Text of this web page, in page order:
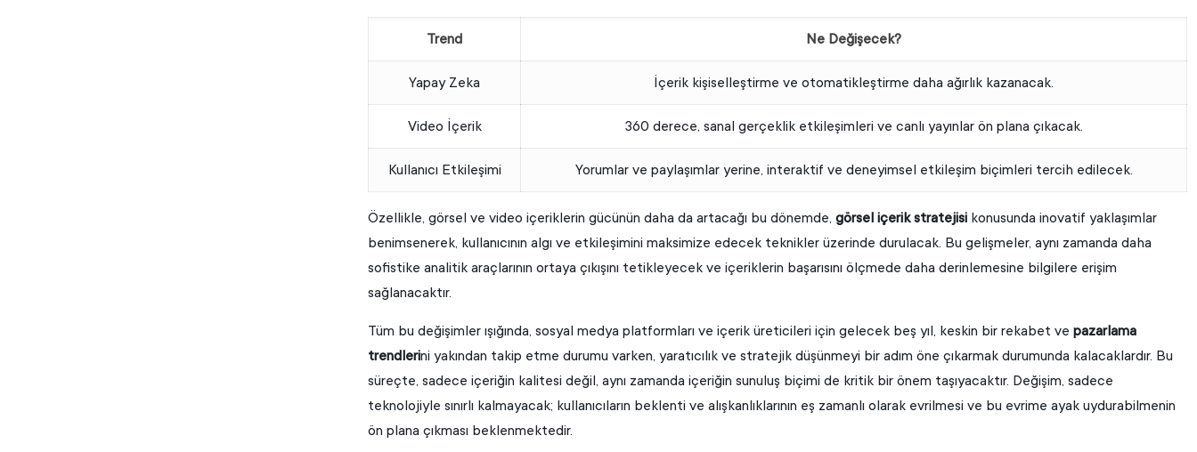
Trend Ne Değişecek?
Yapay Zeka İçerik kişiselleştirme ve otomatikleştirme daha ağırlık kazanacak.
Video İçerik 360 derece, sanal gerçeklik etkileşimleri ve canlı yayınlar ön plana çıkacak.
Kullanıcı Etkileşimi Yorumlar ve paylaşımlar yerine, interaktif ve deneyimsel etkileşim biçimleri tercih edilecek.
Özellikle, görsel ve video içeriklerin gücünün daha da artacağı bu dönemde,görsel içerik stratejisi konusunda inovatif yaklaşımlar
benimsenerek, kullanıcının algı ve etkileşimini maksimize edecek teknikler üzerinde durulacak. Bu gelişmeler, aynı zamanda daha
sofistike analitik araçlarının ortaya çıkışını tetikleyecek ve içeriklerin başarısını ölçmede daha derinlemesine bilgilere erişim
sağlanacaktır.
Tüm bu değişimler ışığında, sosyal medya platformları ve içerik üreticileri için gelecek beş yıl, keskin bir rekabet vepazarlama
trendlerini yakından takip etme durumu varken, yaratıcılık ve stratejik düşünmeyi bir adım öne çıkarmak durumunda kalacaklardır. Bu
süreçte, sadece içeriğin kalitesi değil, aynı zamanda içeriğin sunuluş biçimi de kritik bir önem taşıyacaktır. Değişim, sadece
teknolojiyle sınırlı kalmayacak; kullanıcıların beklenti ve alışkanlıklarının eş zamanlı olarak evrilmesi ve bu evrime ayak uydurabilmenin
ön plana çıkması beklenmektedir.